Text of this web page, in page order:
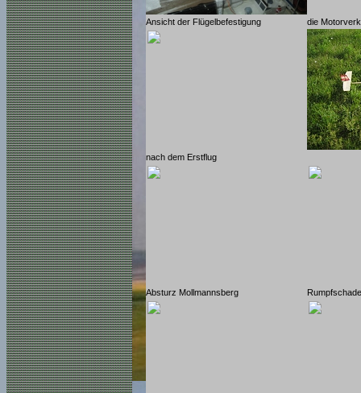
Ansicht der Flügelbefestigung die
nach dem Erstflug
Absturz Mollmannsberg